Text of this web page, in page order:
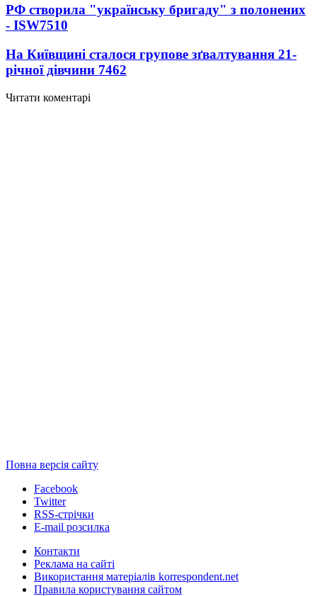
РФ створила "українську бригаду" з полонених
- ISW7510
На Київщині сталося групове зґвалтування 21-
річної дівчини 7462
Читати коментарі
Повна версія сайту
Facebook
Twitter
RSS-стрічки
E-mail розсилка
Контакти
Реклама на сайті
Використання матеріалів korrespondent.net
Правила користування сайтом